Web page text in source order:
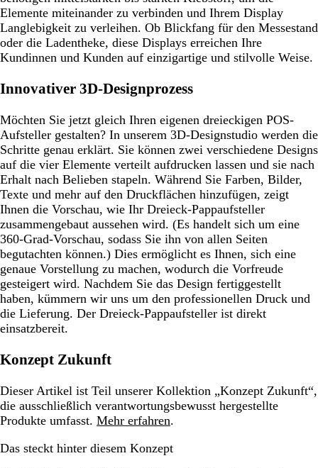
Elemente miteinander zu verbinden und Ihrem Display
Langlebigkeit zu verleihen. Ob Blickfang für den Messestand
oder die Ladentheke, diese Displays erreichen Ihre
Kundinnen und Kunden auf einzigartige und stilvolle Weise.
Innovativer 3D-Designprozess
Möchten Sie jetzt gleich Ihren eigenen dreieckigen POS-
Aufsteller gestalten? In unserem 3D-Designstudio werden die
Schritte genau erklärt. Sie können zwei verschiedene Designs
auf die vier Elemente verteilt aufdrucken lassen und sie nach
Erhalt nach Belieben stapeln. Während Sie Farben, Bilder,
Texte und mehr auf den Druckflächen hinzufügen, zeigt
Ihnen die Vorschau, wie Ihr Dreieck-Pappaufsteller
zusammengebaut aussehen wird. (Es handelt sich um eine
360-Grad-Vorschau, sodass Sie ihn von allen Seiten
begutachten können.) Dies ermöglicht es Ihnen, sich eine
genaue Vorstellung zu machen, wodurch die Vorfreude
gesteigert wird. Nachdem Sie das Design fertiggestellt
haben, kümmern wir uns um den professionellen Druck und
die Lieferung. Der Dreieck-Pappaufsteller ist direkt
einsatzbereit.
Konzept Zukunft
Dieser Artikel ist Teil unserer Kollektion „Konzept Zukunft“,
die ausschließlich verantwortungsbewusst hergestellte
Produkte umfasst. Mehr erfahren.
Das steckt hinter diesem Konzept